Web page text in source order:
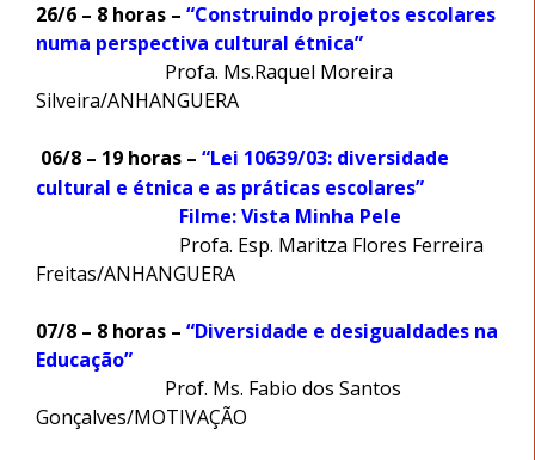
26/6 – 8 horas – “Construindo projetos escolares
numa perspectiva cultural étnica”
Profa. Ms.Raquel Moreira
Silveira/ANHANGUERA
06/8 – 19 horas – “Lei 10639/03: diversidade
cultural e étnica e as práticas escolares”
Filme: Vista Minha Pele
Profa. Esp. Maritza Flores Ferreira
Freitas/ANHANGUERA
07/8 – 8 horas – “Diversidade e desigualdades na
Educação”
Prof. Ms. Fabio dos Santos
Gonçalves/MOTIVAÇÃO